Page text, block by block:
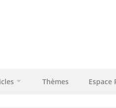
Thèmes Espace